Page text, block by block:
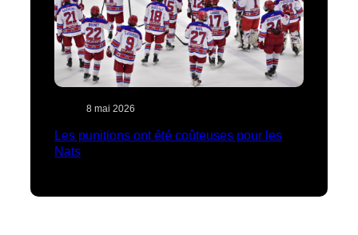
8 mai 2026
Les punitions ont été coûteuses pour les
Nats